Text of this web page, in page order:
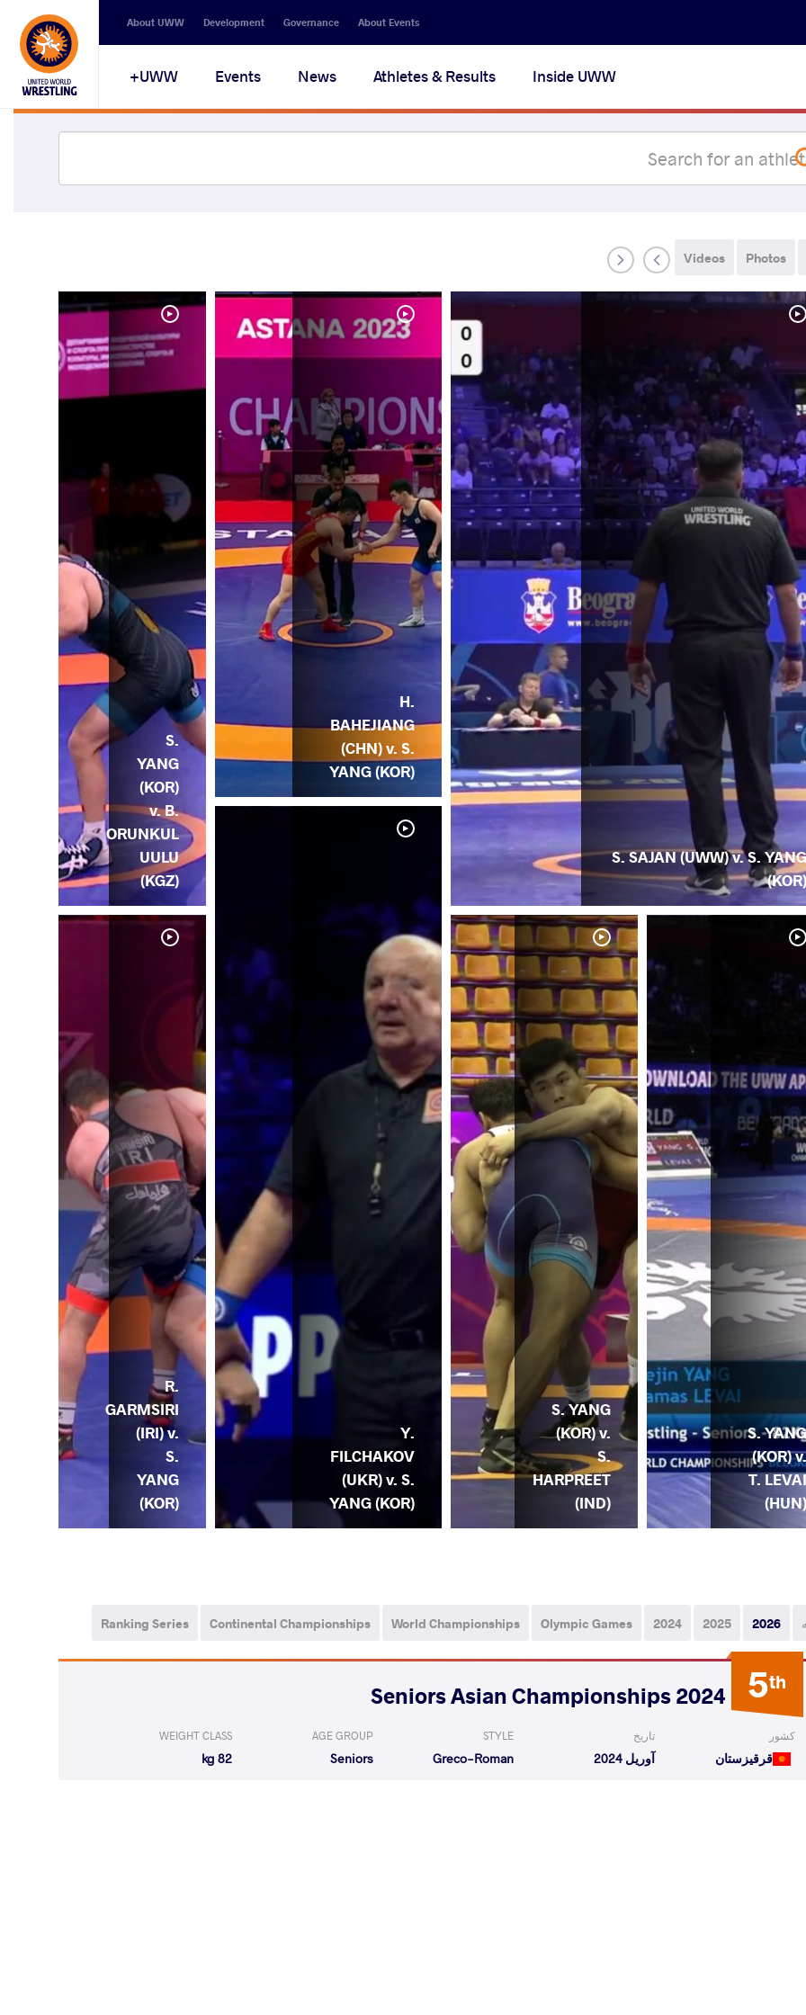
About UWW Development Governance About Events
UWW+ Events News Athletes & Results Inside UWW
Photos
Videos
S. SAJAN (UWW) v. S. YANG
(KOR)
S. YANG
(KOR) v.
T. LEVAI
(HUN)
S. YANG
(KOR) v.
S.
HARPREET
(IND)
H.
BAHEJIANG
(CHN) v. S.
YANG (KOR)
Y.
FILCHAKOV
(UKR) v. S.
YANG (KOR)
S.
YANG
(KOR)
v. B.
ORUNKUL
UULU
(KGZ)
R.
GARMSIRI
(IRI) v.
S.
YANG
(KOR)
2026
2025
2024
Olympic Games
World Championships
Continental Championships
Ranking Series
5th
2024 Seniors Asian Championships
کشور
قرقیزستان
تاریخ
آوریل 2024
STYLE
Greco-Roman
AGE GROUP
Seniors
WEIGHT CLASS
82 kg